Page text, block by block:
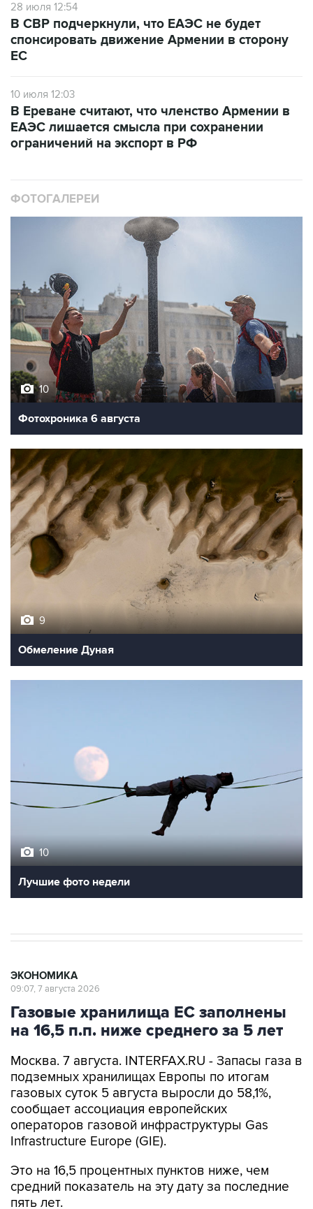
28 июля 12:54
В СВР подчеркнули, что ЕАЭС не будет
спонсировать движение Армении в сторону
ЕС
10 июля 12:03
В Ереване считают, что членство Армении в
ЕАЭС лишается смысла при сохранении
ограничений на экспорт в РФ
ФОТОГАЛЕРЕИ
10
Фотохроника 6 августа
9
Обмеление Дуная
10
Лучшие фото недели
ЭКОНОМИКА
09:07, 7 августа 2026
Газовые хранилища ЕС заполнены
на 16,5 п.п. ниже среднего за 5 лет
Москва. 7 августа. INTERFAX.RU - Запасы газа в
подземных хранилищах Европы по итогам
газовых суток 5 августа выросли до 58,1%,
сообщает ассоциация европейских
операторов газовой инфраструктуры Gas
Infrastructure Europe (GIE).
Это на 16,5 процентных пунктов ниже, чем
средний показатель на эту дату за последние
пять лет.